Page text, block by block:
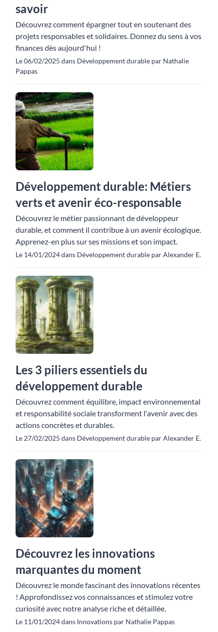
savoir
Découvrez comment épargner tout en soutenant des
projets responsables et solidaires. Donnez du sens à vos
finances dès aujourd'hui !
Le 06/02/2025 dans Développement durable par Nathalie
Pappas
Développement durable: Métiers
verts et avenir éco-responsable
Découvrez le métier passionnant de développeur
durable, et comment il contribue à un avenir écologique.
Apprenez-en plus sur ses missions et son impact.
Le 14/01/2024 dans Développement durable par Alexander E.
Les 3 piliers essentiels du
développement durable
Découvrez comment équilibre, impact environnemental
et responsabilité sociale transforment l'avenir avec des
actions concrètes et durables.
Le 27/02/2025 dans Développement durable par Alexander E.
Découvrez les innovations
marquantes du moment
Découvrez le monde fascinant des innovations récentes
! Approfondissez vos connaissances et stimulez votre
curiosité avec notre analyse riche et détaillée.
Le 11/01/2024 dans Innovations par Nathalie Pappas